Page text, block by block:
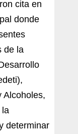
cita en
donde
de la
Alcoholes,
la
determinar